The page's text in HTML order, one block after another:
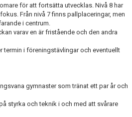
för att fortsätta utvecklas. Nivå 8 har
Från nivå 7 finns pallplaceringar, men
i centrum.
varav en är fristående och den andra
termin i föreningstävlingar och eventuellt
gymnaster som tränat ett par år och
styrka och teknik i och med att svårare